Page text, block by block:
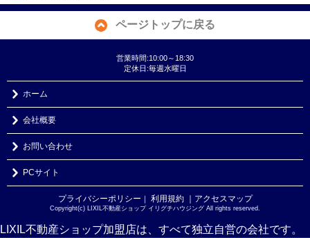
ページトップに戻る
営業時間:10:00～18:30
定休日:毎週水曜日
ホーム
会社概要
お問い合わせ
PCサイト
プライバシーポリシー 利用規約 ｜アクセスマップ
Copyright(c) LIXIL不動産ショップ イリグチハウジング All rights reserved.
LIXIL不動産ショップ加盟店は、すべて独立自営の会社です。